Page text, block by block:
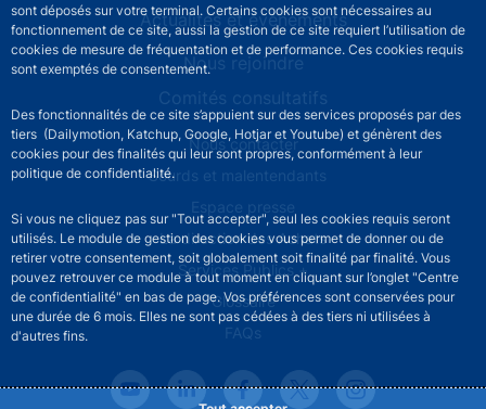
sont déposés sur votre terminal. Certains cookies sont nécessaires au
fonctionnement de ce site, aussi la gestion de ce site requiert l’utilisation de
cookies de mesure de fréquentation et de performance. Ces cookies requis
sont exemptés de consentement.
Des fonctionnalités de ce site s’appuient sur des services proposés par des
tiers (Dailymotion, Katchup, Google, Hotjar et Youtube) et génèrent des
cookies pour des finalités qui leur sont propres, conformément à leur
politique de confidentialité.
Si vous ne cliquez pas sur "Tout accepter", seul les cookies requis seront
utilisés. Le module de gestion des cookies vous permet de donner ou de
retirer votre consentement, soit globalement soit finalité par finalité. Vous
pouvez retrouver ce module à tout moment en cliquant sur l’onglet "Centre
de confidentialité" en bas de page. Vos préférences sont conservées pour
une durée de 6 mois. Elles ne sont pas cédées à des tiers ni utilisées à
d'autres fins.
Actualités et événements
Nous rejoindre
Comités consultatifs
Footer secondary menuNous contacter
Sourds et malentendants
Espace presse
La direction des Achats
Services Publics +
Glossaire
FAQs